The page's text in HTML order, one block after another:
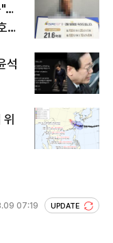
"…
조
석
위
07:19 UPDATE